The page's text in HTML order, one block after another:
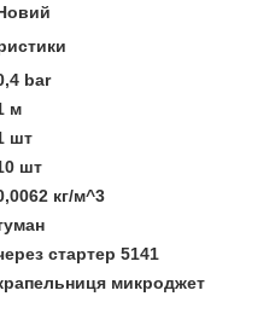
bar
м
шт
шт
кг/м^3
стартер 5141
микроджет